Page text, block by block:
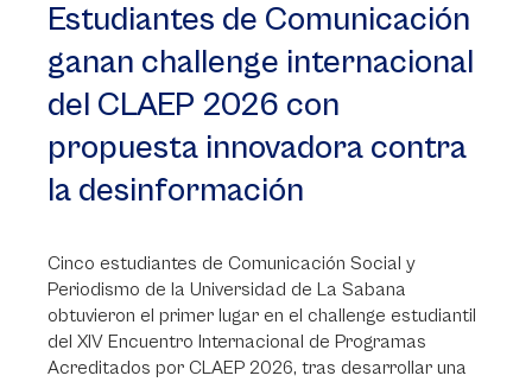
Estudiantes de Comunicación
ganan challenge internacional
del CLAEP 2026 con
propuesta innovadora contra
la desinformación
Cinco estudiantes de Comunicación Social y
Periodismo de la Universidad de La Sabana
obtuvieron el primer lugar en el challenge estudiantil
del XIV Encuentro Internacional de Programas
Acreditados por CLAEP 2026, tras desarrollar una